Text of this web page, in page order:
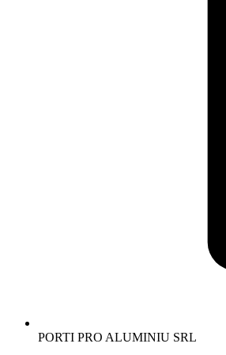
PORTI PRO ALUMINIU SRL